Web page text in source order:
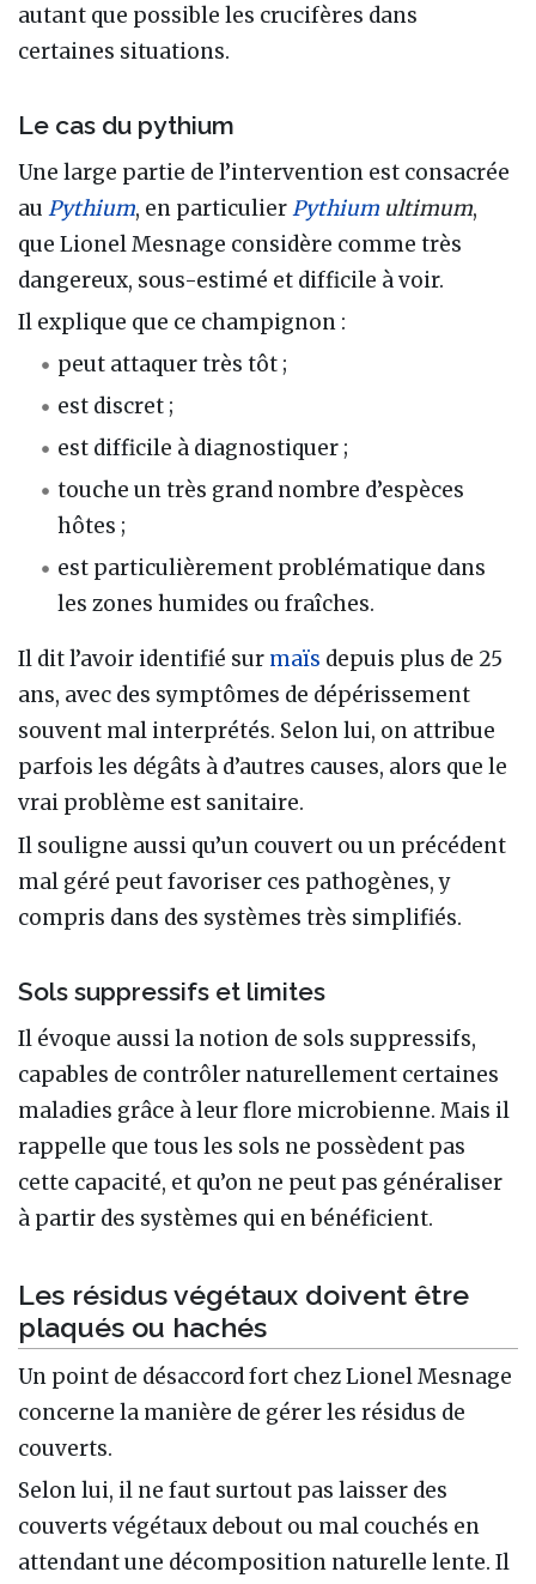
autant que possible les crucifères dans
certaines situations.
Le cas du pythium
Une large partie de l’intervention est consacrée
au Pythium, en particulierPythium ultimum,
que Lionel Mesnage considère comme très
dangereux, sous-estimé et difficile à voir.
Il explique que ce champignon :
peut attaquer très tôt ;
est discret ;
est difficile à diagnostiquer ;
touche un très grand nombre d’espèces
hôtes ;
est particulièrement problématique dans
les zones humides ou fraîches.
Il dit l’avoir identifié sur maïs depuis plus de 25
ans, avec des symptômes de dépérissement
souvent mal interprétés. Selon lui, on attribue
parfois les dégâts à d’autres causes, alors que le
vrai problème est sanitaire.
Il souligne aussi qu’un couvert ou un précédent
mal géré peut favoriser ces pathogènes, y
compris dans des systèmes très simplifiés.
Sols suppressifs et limites
Il évoque aussi la notion de sols suppressifs,
capables de contrôler naturellement certaines
maladies grâce à leur flore microbienne. Mais il
rappelle que tous les sols ne possèdent pas
cette capacité, et qu’on ne peut pas généraliser
à partir des systèmes qui en bénéficient.
Les résidus végétaux doivent être
plaqués ou hachés
Un point de désaccord fort chez Lionel Mesnage
concerne la manière de gérer les résidus de
couverts.
Selon lui, il ne faut surtout pas laisser des
couverts végétaux debout ou mal couchés en
attendant une décomposition naturelle lente. Il